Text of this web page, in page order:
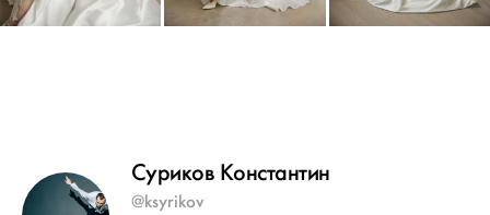
Суриков Константин
@ksyrikov